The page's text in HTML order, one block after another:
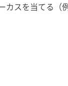
カスを当てる（